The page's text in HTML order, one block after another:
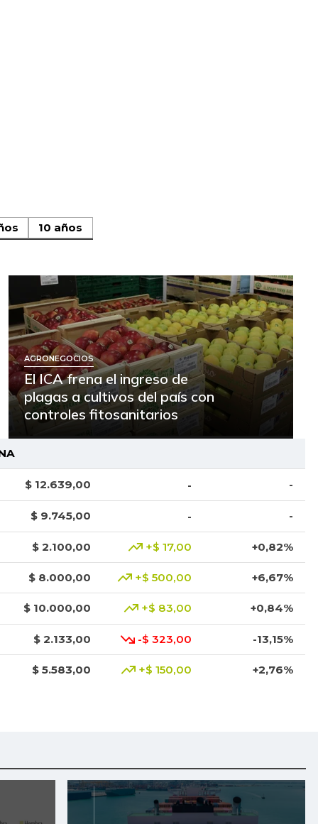
10 años
AGRONEGOCIOS
El ICA frena el ingreso de
plagas a cultivos del país con
controles fitosanitarios
$ 12.639,00 - -
$ 9.745,00 - -
$ 2.100,00 +$ 17,00 +0,82%
$ 8.000,00 +$ 500,00 +6,67%
$ 10.000,00 +$ 83,00 +0,84%
$ 2.133,00 -$ 323,00 -13,15%
$ 5.583,00 +$ 150,00 +2,76%
$ 1.917,00 -$ 16,00